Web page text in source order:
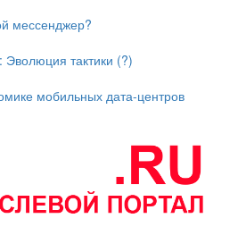
мессенджер?
тактики (?)
мобильных дата-центров